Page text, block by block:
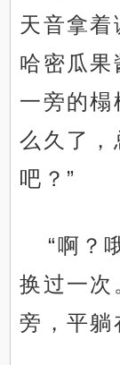
天音拿着
哈密瓜果
一旁的榻
么久了，
吧？”
“啊？
换过一次
旁，平躺